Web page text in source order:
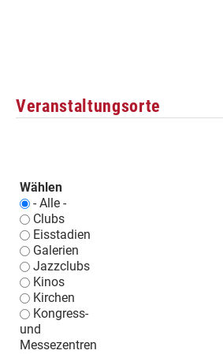
Veranstaltungsorte
Wählen
- Alle -
Clubs
Eisstadien
Galerien
Jazzclubs
Kinos
Kirchen
Kongress-
und
Messezentren